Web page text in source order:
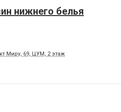
нижнего белья
Миру, 69, ЦУМ, 2 этаж